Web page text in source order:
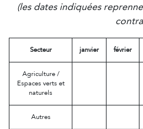
(les dates indiquées
Secteur janvier février
Agriculture /
Espaces verts et
naturels
Autres